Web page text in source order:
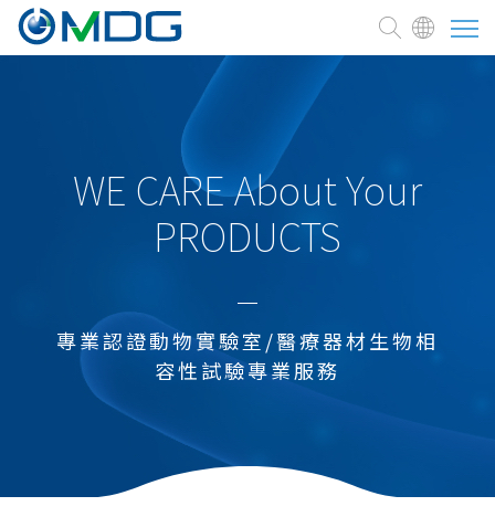
熱門焦點
醫療器材
食品
WE CARE About Your
PRODUCTS
專業認證動物實驗室/醫療器材生物相
容性試驗專業服務